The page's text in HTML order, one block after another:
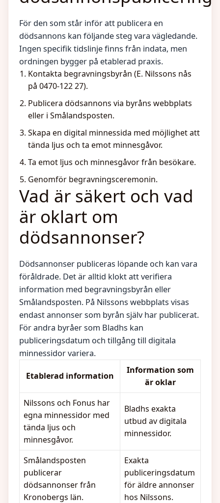
För den som står inför att publicera en
dödsannons kan följande steg vara vägledande.
Ingen specifik tidslinje finns från indata, men
ordningen bygger på etablerad praxis.
Kontakta begravningsbyrån (E. Nilssons nås
på 0470-122 27).
Publicera dödsannons via byråns webbplats
eller i Smålandsposten.
Skapa en digital minnessida med möjlighet att
tända ljus och ta emot minnesgåvor.
Ta emot ljus och minnesgåvor från besökare.
Genomför begravningsceremonin.
Vad är säkert och vad
är oklart om
dödsannonser?
Dödsannonser publiceras löpande och kan vara
föråldrade. Det är alltid klokt att verifiera
information med begravningsbyrån eller
Smålandsposten. På Nilssons webbplats visas
endast annonser som byrån själv har publicerat.
För andra byråer som Bladhs kan
publiceringsdatum och tillgång till digitala
minnessidor variera.
Etablerad information
Information som
är oklar
Nilssons och Fonus har
egna minnessidor med
tända ljus och
minnesgåvor.
Bladhs exakta
utbud av digitala
minnessidor.
Smålandsposten
publicerar
dödsannonser från
Kronobergs län.
Exakta
publiceringsdatum
för äldre annonser
hos Nilssons.